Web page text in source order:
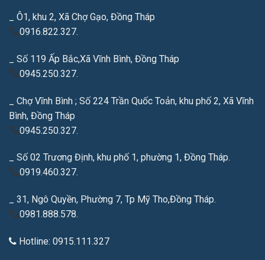
_ Ô1, khu 2, Xã Chợ Gạo, Đồng Tháp
0916.822.327.
_ Số 119 Ấp Bắc,Xã Vĩnh Bình, Đồng Tháp
0945.250.327.
_ Chợ Vĩnh Bình ; Số 224 Trần Quốc Toản, khu phố 2, Xã Vĩnh
Bình, Đồng Tháp
0945.250.327.
_ Số 02 Trương Định, khu phố 1, phường 1, Đồng Tháp.
0919.460.327.
_ 31, Ngô Quyền, Phường 7, Tp Mỹ Tho,Đồng Tháp.
0981.888.578.
Hotline: 0915.111.327